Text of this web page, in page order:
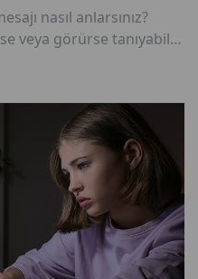
nasıl anlarsınız?
veya görürse tanıyabilir
ortak yöntemler
uyarı
konuşun. Önlem
ve
güvenli deneyimler